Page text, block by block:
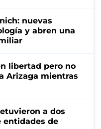
nuevas
y abren una
libertad pero no
Arizaga mientras
a dos
entidades de